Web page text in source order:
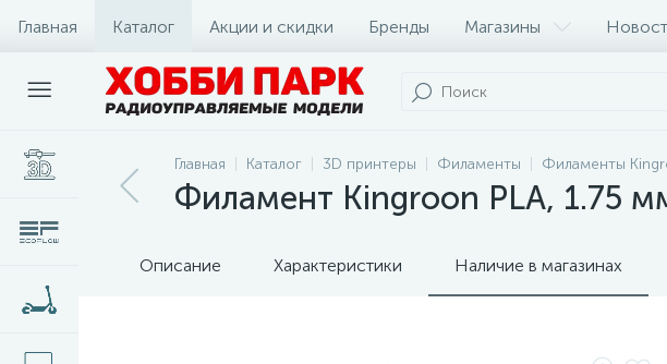
Главная Каталог Акции и скидки Бренды Магазины
Главная Каталог 3D принтеры Филаменты Филаменты
Филамент Kingroon PLA, 1.75
Описание Характеристики Наличие в магазинах